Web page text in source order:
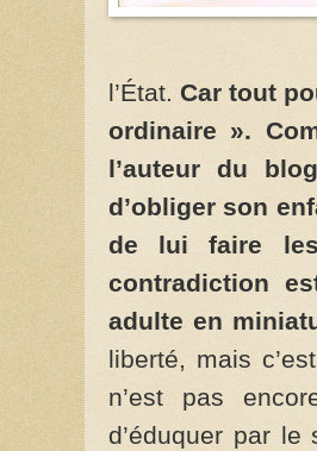
l’État. Car tout
ordinaire ».
l’auteur du
d’obliger son
de lui faire
contradiction
adulte en
liberté, mais
n’est pas
d’éduquer par le